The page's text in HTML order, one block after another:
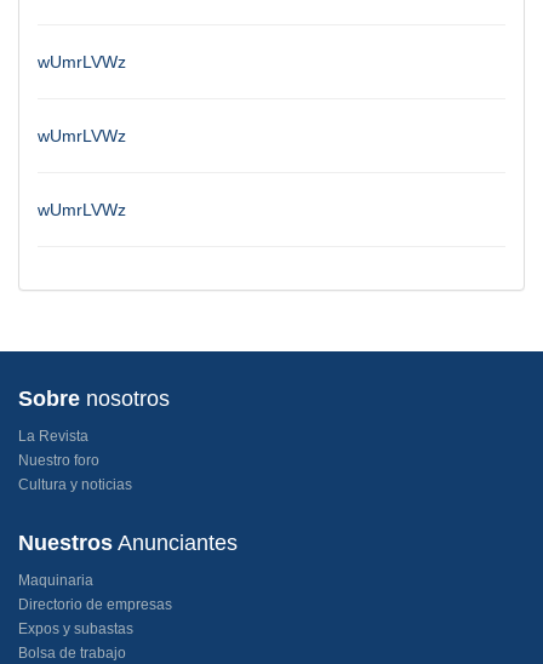
wUmrLVWz
wUmrLVWz
wUmrLVWz
Sobre nosotros
La Revista
Nuestro foro
Cultura y noticias
Nuestros Anunciantes
Maquinaria
Directorio de empresas
Expos y subastas
Bolsa de trabajo